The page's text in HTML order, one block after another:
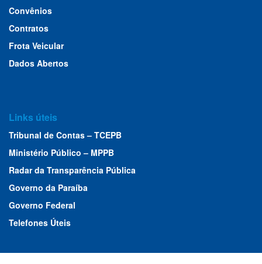
Convênios
Contratos
Frota Veicular
Dados Abertos
Links úteis
Tribunal de Contas – TCEPB
Ministério Público – MPPB
Radar da Transparência Pública
Governo da Paraíba
Governo Federal
Telefones Úteis